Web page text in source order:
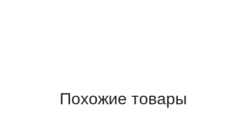
Похожие товары